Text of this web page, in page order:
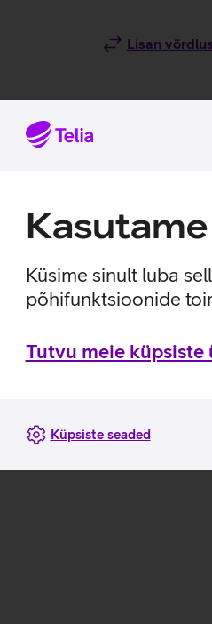
Küsime sinult luba
põhifunktsioonide
Tutvu meie
Küpsiste seaded
Lisan
Tehnilised andmed
annab sinu uuele
50% taaskasutatud